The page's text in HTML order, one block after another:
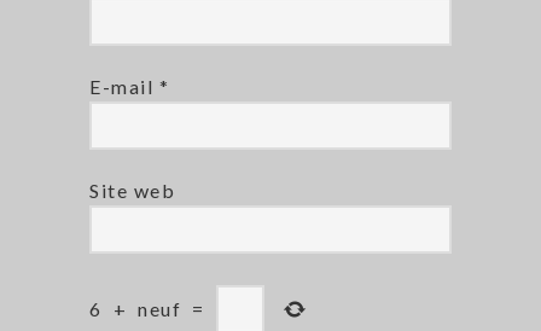
E-mail *
Site web
6 + neuf =